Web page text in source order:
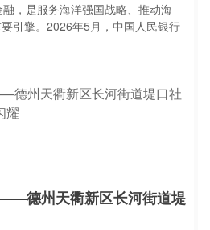
，是服务海洋强国战略、推动海
引擎。2026年5月，中国人民银行
德州天衢新区长河街道堤